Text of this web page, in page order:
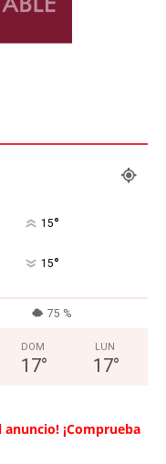
15°
15°
75 %
DOM
17°
LUN
17°
¡Comprueba